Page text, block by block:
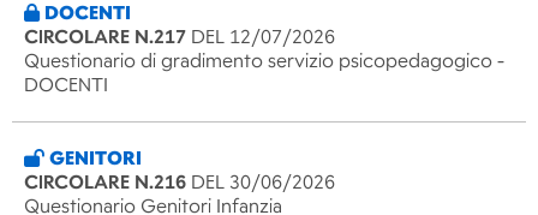
DOCENTI
CIRCOLARE N.217 DEL 12/07/2026
Questionario di gradimento servizio psicopedagogico -
DOCENTI
GENITORI
CIRCOLARE N.216 DEL 30/06/2026
Questionario Genitori Infanzia